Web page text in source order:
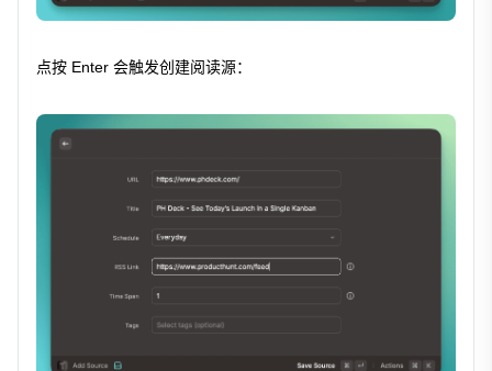
点按 Enter 会触发创建阅读源：